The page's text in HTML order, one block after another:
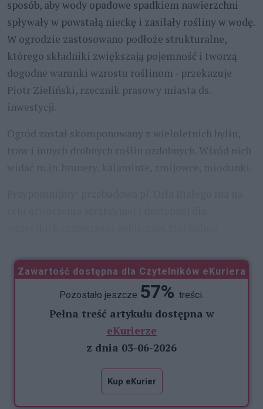
sposób, aby wody opadowe spadkiem nawierzchni
spływały w powstałą nieckę i zasilały rośliny w wodę.
W ogrodzie zastosowano podłoże strukturalne,
którego składniki zwiększają pojemność i tworzą
dogodne warunki wzrostu roślinom - przekazuje
Piotr Zieliński, rzecznik prasowy miasta ds.
inwestycji.
Ogród został skomponowany z wieloletnich bylin,
Zawartość dostępna dla Czytelników eKuriera
Pozostało jeszcze 57% treści.
Pełna treść artykułu dostępna w
eKurierze
z dnia 03-06-2026
Kup eKurier